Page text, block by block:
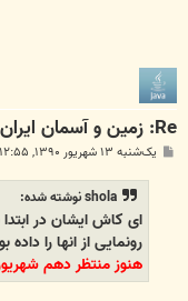
Re: زمين و آسمان ايران جهنم مهاجمان خواهد شد
یک‌شنبه ۱۳ شهریور ۱۳۹۰, ۱۲:۵۵ ب.ظ
shola نوشته شده:
رونمایی از انها را
هنوز منتظر دهم